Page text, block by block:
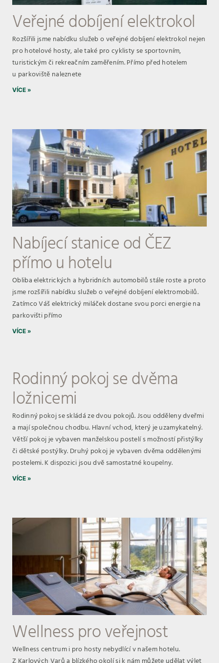
Veřejné dobíjení elektrokol
Rozšířili jsme nabídku služeb o veřejné dobíjení elektrokol nejen
pro hotelové hosty, ale také pro cyklisty se sportovním,
turistickým či rekreačním zaměřením. Přímo před hotelem
u parkoviště naleznete
VÍCE »
Nabíjecí stanice od ČEZ
přímo u hotelu
Obliba elektrických a hybridních automobilů stále roste a proto
jsme rozšířili nabídku služeb o veřejné dobíjení elektromobilů.
Zatímco Váš elektrický miláček dostane svou porci energie na
parkovišti přímo
VÍCE »
Rodinný pokoj se dvěma
ložnicemi
Rodinný pokoj se skládá ze dvou pokojů. Jsou odděleny dveřmi
a mají společnou chodbu. Hlavní vchod, který je uzamykatelný.
Větší pokoj je vybaven manželskou postelí s možností přistýlky
či dětské postýlky. Druhý pokoj je vybaven dvěma oddělenými
postelemi. K dispozici jsou dvě samostatné koupelny.
VÍCE »
Wellness pro veřejnost
Wellness centrum i pro hosty nebydlící v našem hotelu.